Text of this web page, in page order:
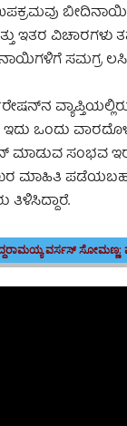
ಇತರ ವಿಚಾರಗಳು
ಸಮಗ್ರ
ಇದು ಒಂದು
ಮಾಡುವ ಸಂಭವ
ಮಾಹಿತಿ
ತಿಳಿಸಿದ್ದಾರೆ.
ವರ್ಸಸ್ ಸೋಮಣ್ಣ: